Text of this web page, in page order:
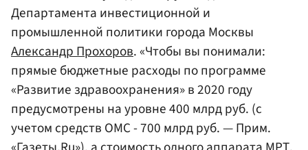
Департамента инвестиционной и
промышленной политики города Москвы
Александр Прохоров. «Чтобы вы понимали:
прямые бюджетные расходы по программе
«Развитие здравоохранения» в 2020 году
предусмотрены на уровне 400 млрд руб. (с
учетом средств ОМС - 700 млрд руб. — Прим.